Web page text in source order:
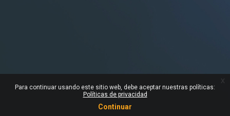
Para continuar usando este sitio web, debe aceptar nuestras políticas:
Políticas de privacidad
Continuar
x